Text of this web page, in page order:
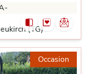
(TG)
Occasion